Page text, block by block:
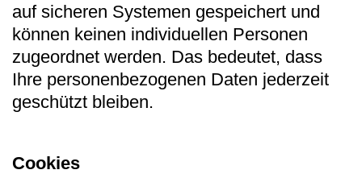
auf sicheren Systemen gespeichert und
können keinen individuellen Personen
zugeordnet werden. Das bedeutet, dass
Ihre personenbezogenen Daten jederzeit
geschützt bleiben.
Cookies